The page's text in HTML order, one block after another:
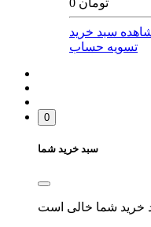
0 تومان
سبد خرید
تسویه حساب
0
سبد خرید شما